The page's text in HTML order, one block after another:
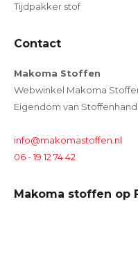
Tijdpakker stof
Contact
Makoma Stoffen
Webwinkel Makoma
Eigendom van
info@makomastoffen.nl
06 - 19 12 74 42
Makoma stoffen op